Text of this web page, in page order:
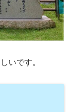
いです。